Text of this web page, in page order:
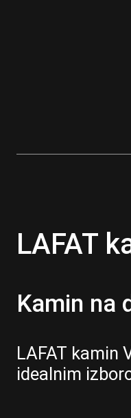
LAFAT
Kamin na
LAFAT kamin
idealnim